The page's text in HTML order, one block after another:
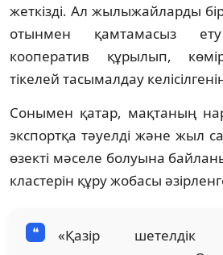
жеткізді. Ал жылыжайларды
отынмен қамтамасыз
кооператив құрылып,
тікелей тасымалдау
Сонымен қатар, мақтаның
экспортқа тәуелді және жыл
өзекті мәселе болуына
кластерін құру жобасы
«Қазір